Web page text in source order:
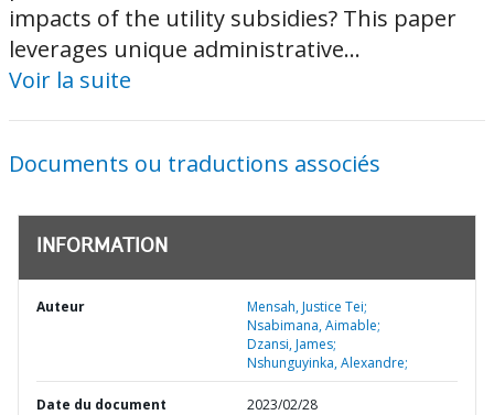
impacts of the utility subsidies? This paper
leverages unique administrative...
Voir la suite
Documents ou traductions associés
INFORMATION
Auteur
Mensah, Justice Tei;
Nsabimana, Aimable;
Dzansi, James;
Nshunguyinka, Alexandre;
Date du document 2023/02/28